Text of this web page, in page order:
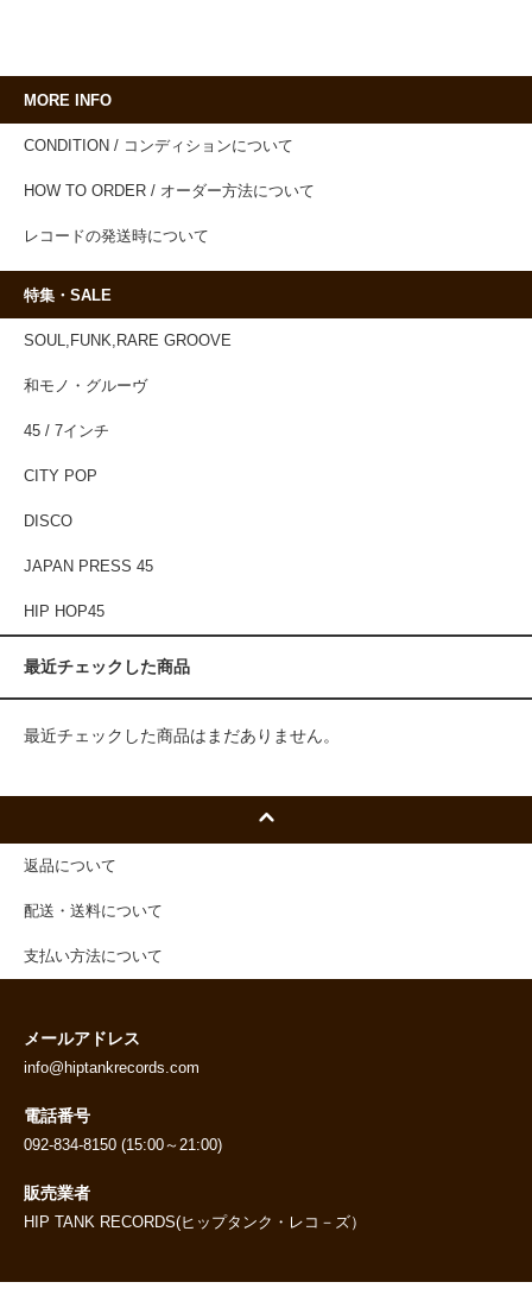
MORE INFO
CONDITION / コンディションについて
HOW TO ORDER / オーダー方法について
レコードの発送時について
特集・SALE
SOUL,FUNK,RARE GROOVE
和モノ・グルーヴ
45 / 7インチ
CITY POP
DISCO
JAPAN PRESS 45
HIP HOP45
最近チェックした商品
最近チェックした商品はまだありません。
返品について
配送・送料について
支払い方法について
メールアドレス
info@hiptankrecords.com
電話番号
092-834-8150 (15:00～21:00)
販売業者
HIP TANK RECORDS(ヒップタンク・レコ－ズ）